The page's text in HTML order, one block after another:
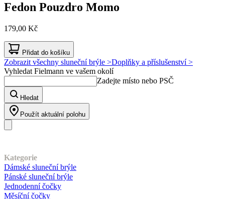
Fedon Pouzdro Momo
179,00 Kč
Přidat do košíku
Zobrazit všechny sluneční brýle >Doplňky a příslušenství >
Vyhledat Fielmann ve vašem okolí
Zadejte místo nebo PSČ
Hledat
Použít aktuální polohu
Kategorie
Dámské sluneční brýle
Pánské sluneční brýle
Jednodenní čočky
Měsíční čočky